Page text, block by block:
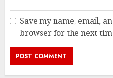
Save my name, email,
browser for the next